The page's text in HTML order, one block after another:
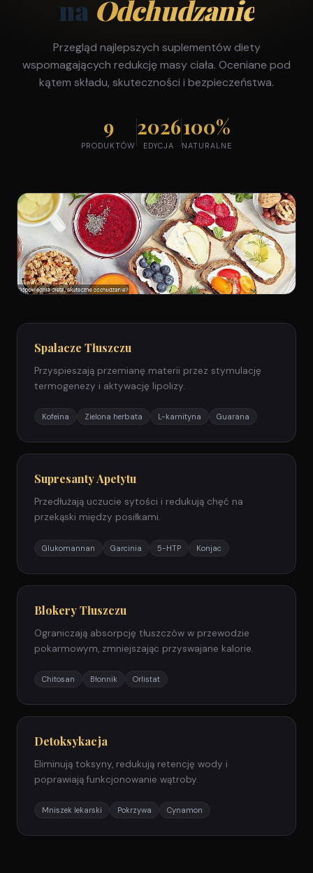
na Odchudzanie
Przegląd najlepszych suplementów diety
wspomagających redukcję masy ciała. Oceniane pod
kątem składu, skuteczności i bezpieczeństwa.
9
PRODUKTÓW
2026
EDYCJA
100%
NATURALNE
Spalacze Tłuszczu
Przyspieszają przemianę materii przez stymulację
termogenezy i aktywację lipolizy.
Kofeina Zielona herbata L-karnityna Guarana
Supresanty Apetytu
Przedłużają uczucie sytości i redukują chęć na
przekąski między posiłkami.
Glukomannan Garcinia 5-HTP Konjac
Blokery Tłuszczu
Ograniczają absorpcję tłuszczów w przewodzie
pokarmowym, zmniejszając przyswajane kalorie.
Chitosan Błonnik Orlistat
Detoksykacja
Eliminują toksyny, redukują retencję wody i
poprawiają funkcjonowanie wątroby.
Mniszek lekarski Pokrzywa Cynamon